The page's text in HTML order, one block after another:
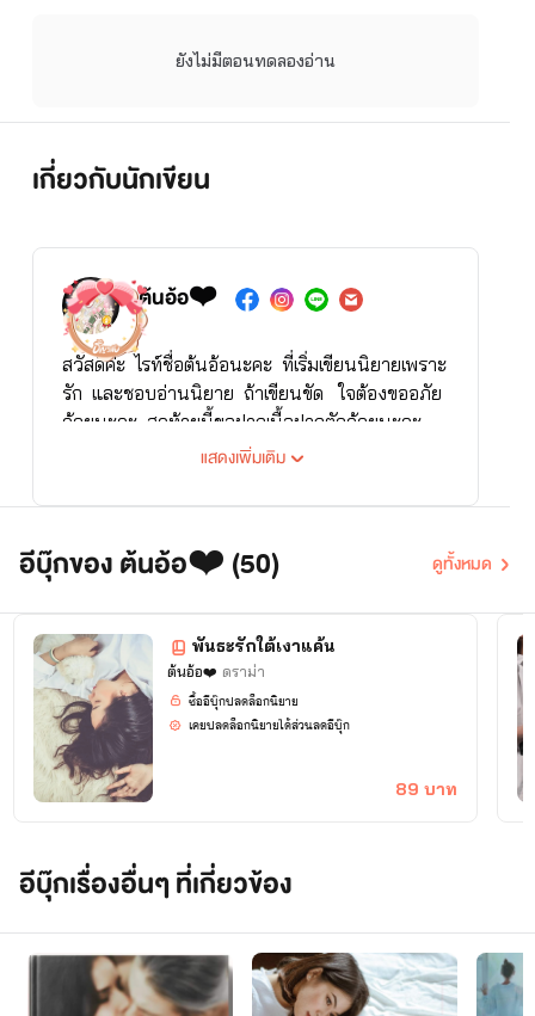
ยังไม่มีตอนทดลองอ่าน
เกี่ยวกับนักเขียน
ต้นอ้อ❤️
สวัสดีค่ะ ไรท์ชื่อต้นอ้อนะคะ ที่เริ่มเขียนนิยายเพราะ
รัก และชอบอ่านนิยาย ถ้าเขียนขัด ใจต้องขออภัย
ด้วยนะคะ สุดท้ายนี้ขอฝากเนื้อฝากตัวด้วยนะคะ
พูดคุยกันได้ที่เฟซบุ๊ค นิยายของ
แสดงเพิ่มเติม
อีบุ๊กของ ต้นอ้อ❤️ (50) ดูทั้งหมด
พันธะรักใต้เงาแค้น
ต้นอ้อ❤️ ดราม่า
89 บาท
ซื้ออีบุ๊กปลดล็อกนิยาย
เคยปลดล็อกนิยายได้ส่วนลดอีบุ๊ก
อีบุ๊กเรื่องอื่นๆ ที่เกี่ยวข้อง